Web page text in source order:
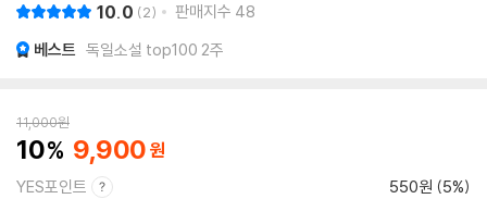
10.0 2 판매지수 48
베스트 독일소설 top100 2주
11,000원
10 9,900
YES포인트 550원 (5%)